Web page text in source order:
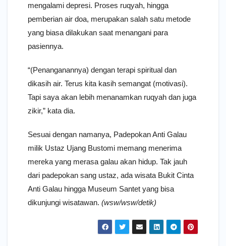
mengalami depresi. Proses ruqyah, hingga
pemberian air doa, merupakan salah satu metode
yang biasa dilakukan saat menangani para
pasiennya.
“(Penanganannya) dengan terapi spiritual dan
dikasih air. Terus kita kasih semangat (motivasi).
Tapi saya akan lebih menanamkan ruqyah dan juga
zikir,” kata dia.
Sesuai dengan namanya, Padepokan Anti Galau
milik Ustaz Ujang Bustomi memang menerima
mereka yang merasa galau akan hidup. Tak jauh
dari padepokan sang ustaz, ada wisata Bukit Cinta
Anti Galau hingga Museum Santet yang bisa
dikunjungi wisatawan. (wsw/wsw/detik)